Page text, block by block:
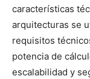
características
arquitecturas se
requisitos
potencia de
escalabilidad y